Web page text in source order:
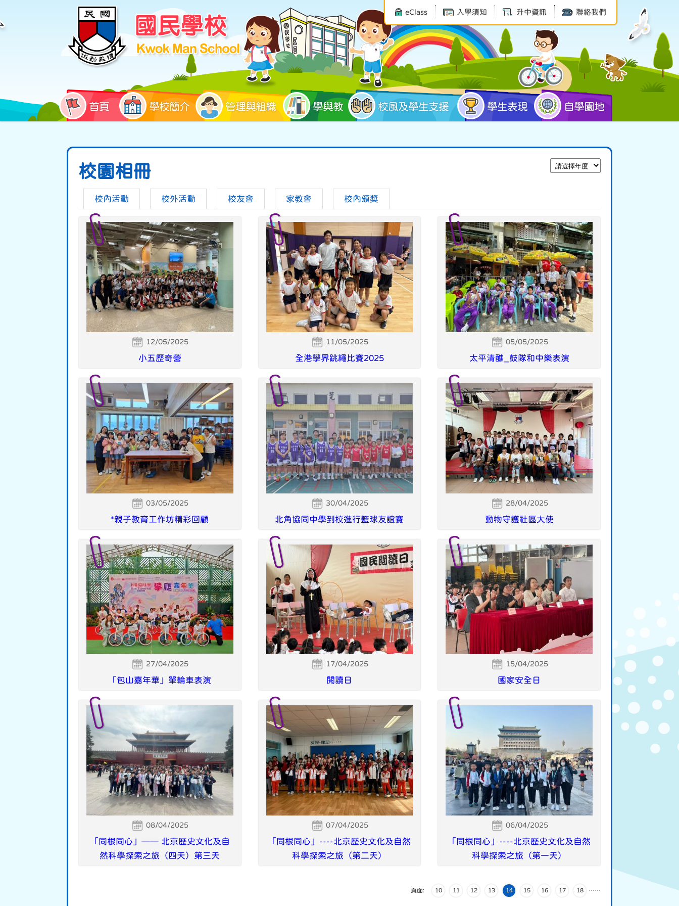
eClass 入學須知 升中資訊 聯絡我們
首頁 學校簡介 管理與組織 學與教 校風及學生支援 學生表現 自學園地
校園相冊
校內活動 校外活動 校友會 家教會 校內頒獎
12/05/2025
小五歷奇營
11/05/2025
全港學界跳繩比賽2025
05/05/2025
太平清醮_鼓隊和中樂表演
03/05/2025
*親子教育工作坊精彩回顧
30/04/2025
北角協同中學到校進行籃球友誼賽
28/04/2025
動物守護社區大使
27/04/2025
「包山嘉年華」單輪車表演
17/04/2025
閱讀日
15/04/2025
國家安全日
08/04/2025
「同根同心」── 北京歷史文化及自
然科學探索之旅（四天）第三天
07/04/2025
「同根同心」----北京歷史文化及自然
科學探索之旅（第二天）
06/04/2025
「同根同心」----北京歷史文化及自然
科學探索之旅（第一天）
頁面: …
10 11 12 13 14 15 16 17 18 …